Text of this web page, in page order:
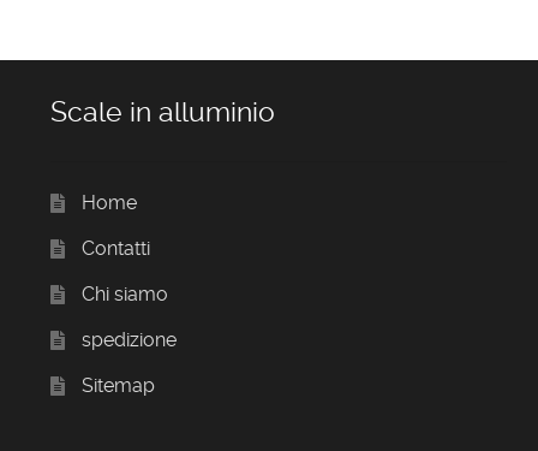
Scale in alluminio
Home
Contatti
Chi siamo
spedizione
Sitemap